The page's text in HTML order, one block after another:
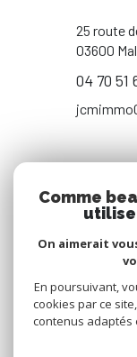
25 route
03600
04 70 51
Comme
On aimerait
En poursuivant,
cookies par ce
contenus adaptés